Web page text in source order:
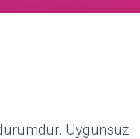
Uygunsuz